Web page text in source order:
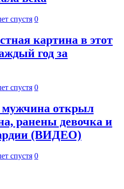
спустя 0
картина в этот
год за
спустя 0
мужчина открыл
ранены девочка и
(ВИДЕО)
спустя 0